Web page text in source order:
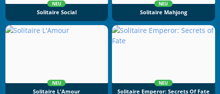
NEU
Solitaire Social
NEU
Solitaire Mahjong
NEU
Solitaire L'Amour
NEU
Solitaire Emperor: Secrets Of Fate